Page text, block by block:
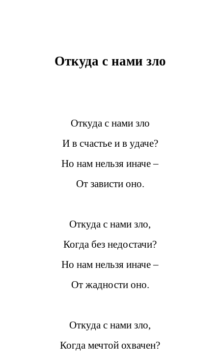
Откуда с нами зло
Откуда с нами зло
И в счастье и в удаче?
Но нам нельзя иначе –
От зависти оно.
Откуда с нами зло,
Когда без недостачи?
Но нам нельзя иначе –
От жадности оно.
Откуда с нами зло,
Когда мечтой охвачен?